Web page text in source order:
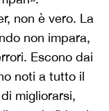
non è vero. La
non impara,
Escono dai
noti a tutto il
migliorarsi,